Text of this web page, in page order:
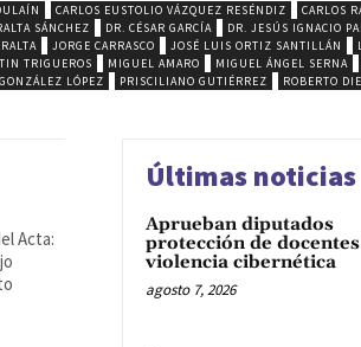
CARLOS EUSTOLIO VÁZQUEZ RESÉNDIZ
CARLOS
SÁNCHEZ DR. CÉSAR GARCÍA
DR. JESÚS IGNACIO
JORGE CARRASCO JOSÉ LUIS ORTIZ SANTILLÁN
TRIGUEROS MIGUEL AMARO MIGUEL ÁNGEL SERNA
LÓPEZ PRISCILIANO GUTIÉRREZ ROBERTO
Acta:
Últimas noticias
Aprueban diputados
protección de
violencia cibernética
agosto 7, 2026